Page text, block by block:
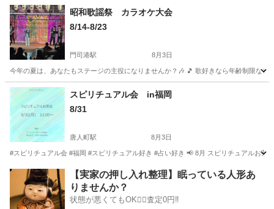
福岡 宗像市 東郷駅 地域/お祭り メダカ
昭和歌謡祭 カラオケ大会
8/14-8/23
門司港駅 8月3日
今年の夏は、あなたもステージの主役になりませんか？🎶 🎵 歌好きなら年齢制限な
福岡 北九州市 門司港駅 地域/お祭り
スピリチュアル会 in福岡
8/31
唐人町駅 8月3日
#スピリチュアル会 #福岡 #スピリチュアル好き #占い好き 📢 8月 スピリチュアルお
福岡 福岡市 唐人町駅 地域/お祭り スピリチュアル
【実家の押し入れ整理】眠っている人形あ
りませんか？
状態が悪くてもOK🙆‍♀️査定0円‼️